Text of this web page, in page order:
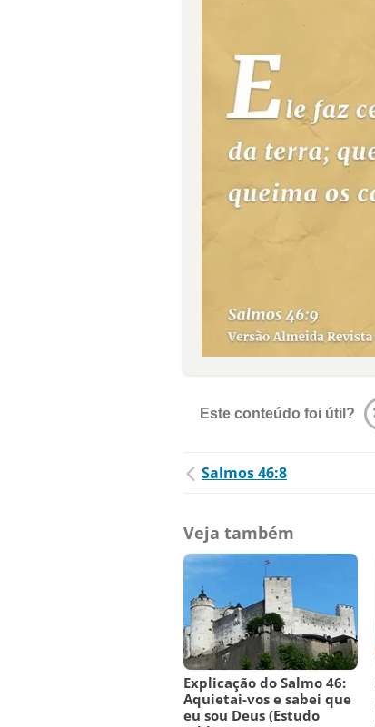
Este conteúdo foi útil?
Salmos 46:8
Veja também
Explicação do Salmo 46:
Aquietai-vos e sabei que
eu sou Deus (Estudo